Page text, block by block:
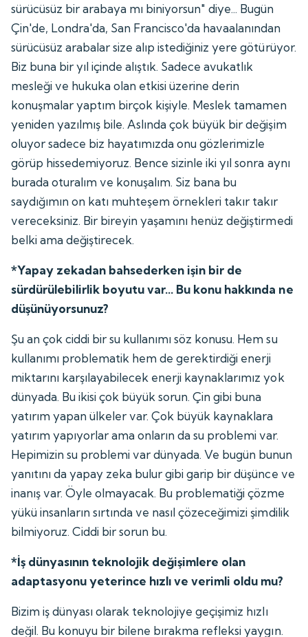
sürücüsüz bir arabaya mı biniyorsun" diye... Bugün
Çin'de, Londra'da, San Francisco'da havaalanından
sürücüsüz arabalar size alıp istediğiniz yere götürüyor.
Biz buna bir yıl içinde alıştık. Sadece avukatlık
mesleği ve hukuka olan etkisi üzerine derin
konuşmalar yaptım birçok kişiyle. Meslek tamamen
yeniden yazılmış bile. Aslında çok büyük bir değişim
oluyor sadece biz hayatımızda onu gözlerimizle
görüp hissedemiyoruz. Bence sizinle iki yıl sonra aynı
burada oturalım ve konuşalım. Siz bana bu
saydığımın on katı muhteşem örnekleri takır takır
vereceksiniz. Bir bireyin yaşamını henüz değiştirmedi
belki ama değiştirecek.
*Yapay zekadan bahsederken işin bir de
sürdürülebilirlik boyutu var... Bu konu hakkında ne
düşünüyorsunuz?
Şu an çok ciddi bir su kullanımı söz konusu. Hem su
kullanımı problematik hem de gerektirdiği enerji
miktarını karşılayabilecek enerji kaynaklarımız yok
dünyada. Bu ikisi çok büyük sorun. Çin gibi buna
yatırım yapan ülkeler var. Çok büyük kaynaklara
yatırım yapıyorlar ama onların da su problemi var.
Hepimizin su problemi var dünyada. Ve bugün bunun
yanıtını da yapay zeka bulur gibi garip bir düşünce ve
inanış var. Öyle olmayacak. Bu problematiği çözme
yükü insanların sırtında ve nasıl çözeceğimizi şimdilik
bilmiyoruz. Ciddi bir sorun bu.
*İş dünyasının teknolojik değişimlere olan
adaptasyonu yeterince hızlı ve verimli oldu mu?
Bizim iş dünyası olarak teknolojiye geçişimiz hızlı
değil. Bu konuyu bir bilene bırakma refleksi yaygın.